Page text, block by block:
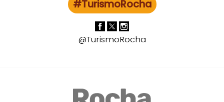
#TurismoRocha
@TurismoRocha